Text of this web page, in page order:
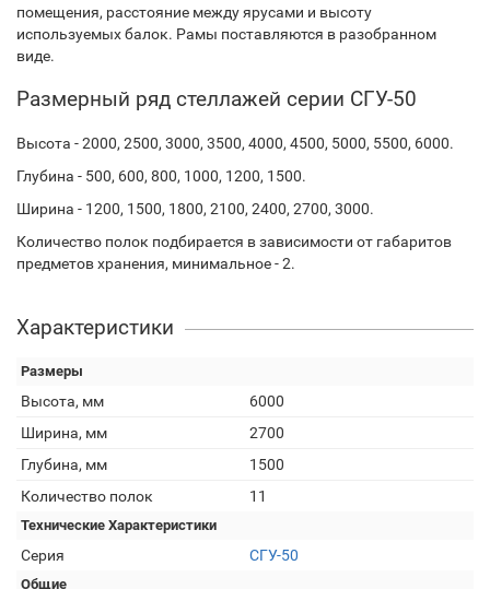
помещения, расстояние между ярусами и высоту
используемых балок. Рамы поставляются в разобранном
виде.
Размерный ряд стеллажей серии СГУ-50
Высота - 2000, 2500, 3000, 3500, 4000, 4500, 5000, 5500, 6000.
Глубина - 500, 600, 800, 1000, 1200, 1500.
Ширина - 1200, 1500, 1800, 2100, 2400, 2700, 3000.
Количество полок подбирается в зависимости от габаритов
предметов хранения, минимальное - 2.
Характеристики
Размеры
Высота, мм
6000
Ширина, мм
2700
Глубина, мм
1500
Количество полок
11
Технические Характеристики
Серия СГУ-50
Общие